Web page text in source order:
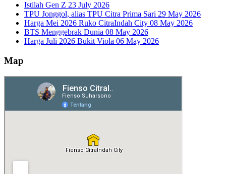
Istilah Gen Z 23 July 2026
TPU Jonggol, alias TPU Citra Prima Sari 29 May 2026
Harga Mei 2026 Ruko CitraIndah City 08 May 2026
BTS Menggebrak Dunia 08 May 2026
Harga Juli 2026 Bukit Viola 06 May 2026
Map